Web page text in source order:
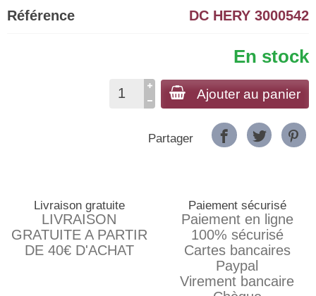
Référence DC HERY 3000542
En stock
Ajouter au panier
Partager
Livraison gratuite
LIVRAISON
GRATUITE A PARTIR
DE 40€ D'ACHAT
Paiement sécurisé
Paiement en ligne
100% sécurisé
Cartes bancaires
Paypal
Virement bancaire